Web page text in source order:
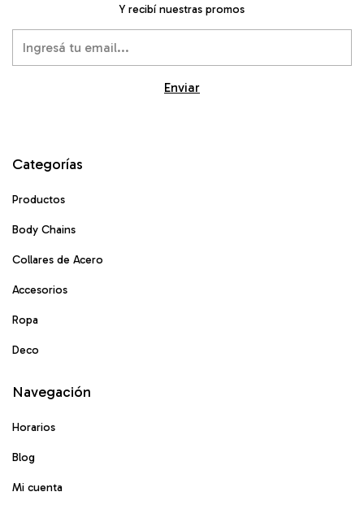
Y recibí nuestras promos
Categorías
Productos
Body Chains
Collares de Acero
Accesorios
Ropa
Deco
Navegación
Horarios
Blog
Mi cuenta